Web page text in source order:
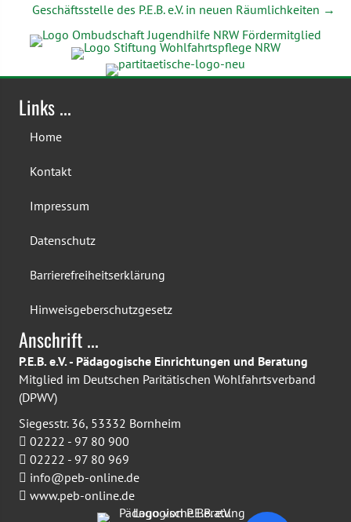
Geschäfts­stelle des P.E.B. e.V. in neuen Räumlich­keiten →
Links ...
Home
Kontakt
Impressum
Datenschutz
Barriere­freiheits­erklärung
Hinweis­geber­schutz­gesetz
Anschrift ...
P.E.B. e.V. - Pädagogische Einrichtungen und Beratung
Mitglied im Deutschen Paritätischen Wohlfahrtsverband
(DPWV)
Siegesstr. 36, 53332 Bornheim
02222 - 97 80 900
02222 - 97 80 969
info@peb-online.de
www.peb-online.de